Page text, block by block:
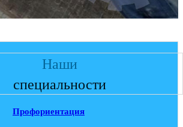
Наши
специальности
Профориентация